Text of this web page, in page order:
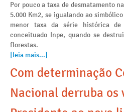
Por pouco a taxa de desmatamento
5.000 Km2, se igualando ao
menor taxa da série histórica de
conceituado Inpe, quando se
florestas.
[leia mais...]
Com determinação
Nacional derruba os